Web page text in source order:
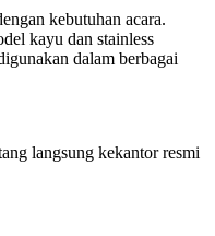
kebutuhan acara.
kayu dan stainless
dalam berbagai
langsung kekantor resmi